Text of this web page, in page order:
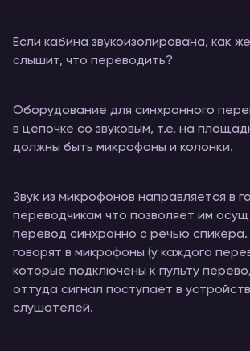
Если кабина звукоизолирована, как
слышит, что переводить?
Оборудование для синхронного
в цепочке со звуковым, т.е. на
должны быть микрофоны и колонки.
Звук из микрофонов направляется в
переводчикам что позволяет им
перевод синхронно с речью
говорят в микрофоны (у каждого
которые подключены к пульту
оттуда сигнал поступает в
слушателей.